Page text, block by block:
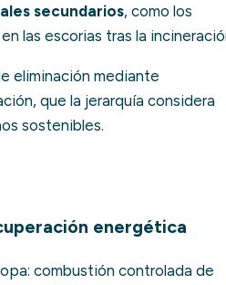
secundarios, como los
las escorias tras la
eliminación mediante
que la jerarquía considera
sostenibles.
energética
combustión controlada de